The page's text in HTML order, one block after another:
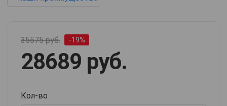
35575 руб. -19%
28689 руб.
Кол-во